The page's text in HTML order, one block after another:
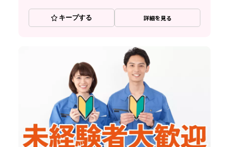
キープする 詳細を見る